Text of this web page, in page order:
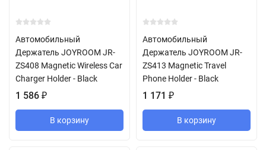
Автомобильный
Держатель JOYROOM JR-
ZS408 Magnetic Wireless Car
Charger Holder - Black
1 586 ₽
В корзину
Автомобильный
Держатель JOYROOM JR-
ZS413 Magnetic Travel
Phone Holder - Black
1 171 ₽
В корзину